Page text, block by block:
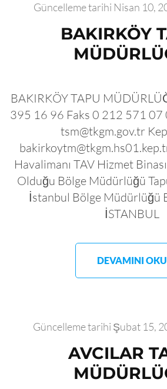
Güncelleme tarihi Nisan 10,
BAKIRKÖY
BAKIRKÖY TAPU
395 16 96 Faks 0 212 571 07
tsm@tkgm.gov.tr
Havalimanı TAV Hizmet
Olduğu Bölge Müdürlüğü
İstanbul Bölge Müdürlüğü
İSTANBUL
DEVAMINI OKU
Güncelleme tarihi Şubat 15,
AVCILAR